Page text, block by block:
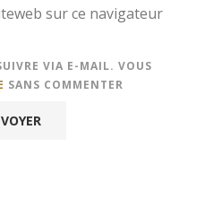
sur ce navigateur
VIA E-MAIL. VOUS
SANS COMMENTER